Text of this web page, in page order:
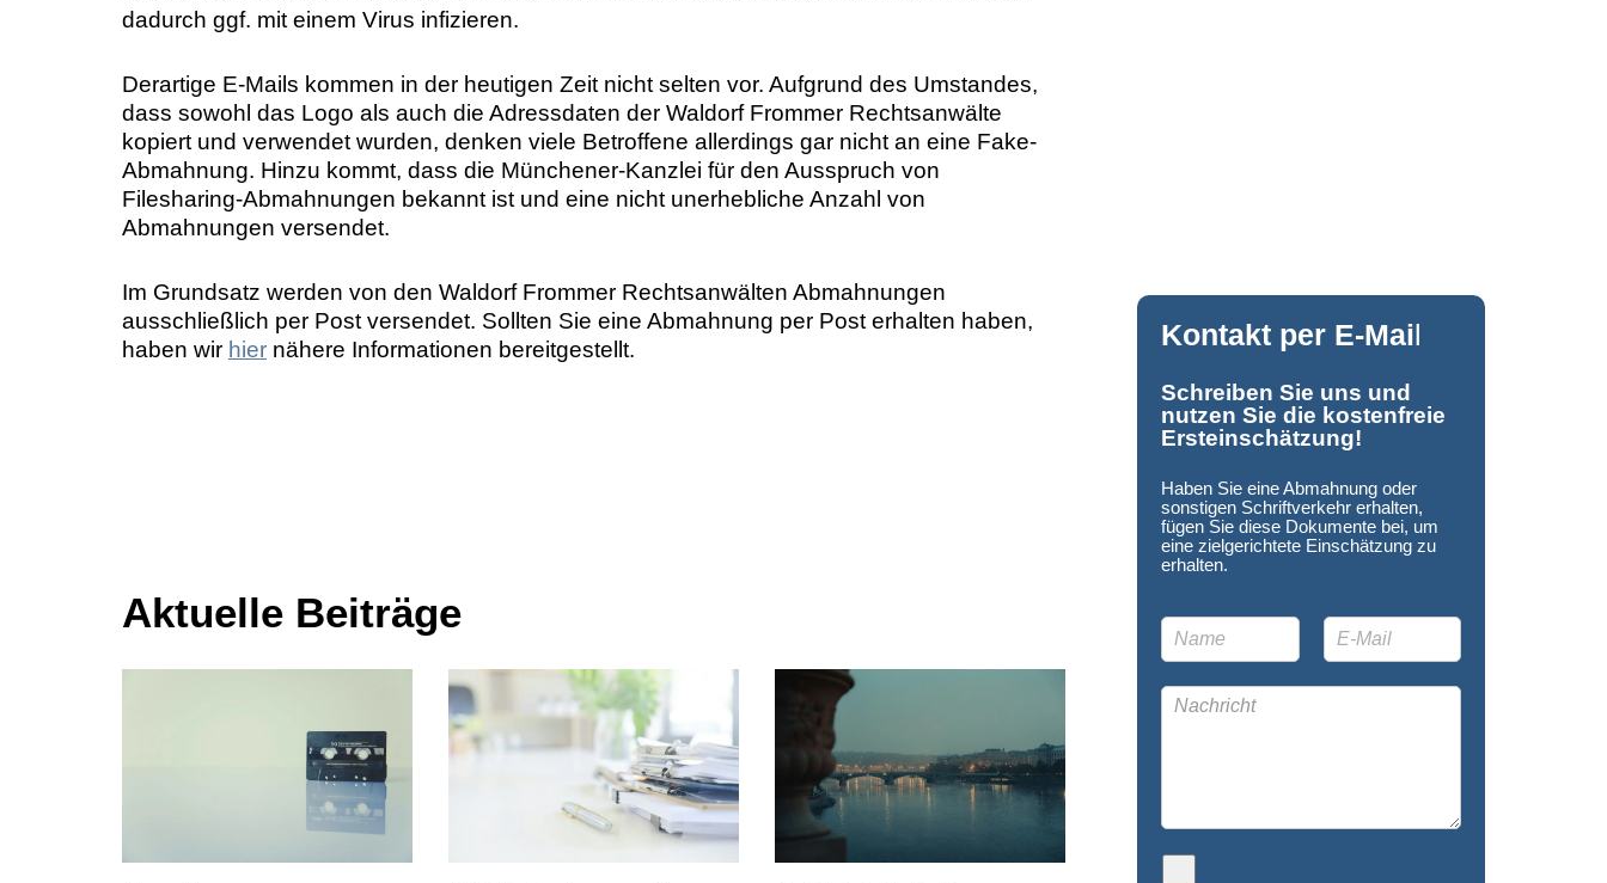
dadurch ggf. mit einem Virus infizieren.
Derartige E-Mails kommen in der heutigen Zeit nicht selten vor. Aufgrund des Umstandes,
dass sowohl das Logo als auch die Adressdaten der Waldorf Frommer Rechtsanwälte
kopiert und verwendet wurden, denken viele Betroffene allerdings gar nicht an eine Fake-
Abmahnung. Hinzu kommt, dass die Münchener-Kanzlei für den Ausspruch von
Filesharing-Abmahnungen bekannt ist und eine nicht unerhebliche Anzahl von
Abmahnungen versendet.
Im Grundsatz werden von den Waldorf Frommer Rechtsanwälten Abmahnungen
ausschließlich per Post versendet. Sollten Sie eine Abmahnung per Post erhalten haben,
haben wir hier nähere Informationen bereitgestellt.
Aktuelle Beiträge
Kontakt per E-Mail
Schreiben Sie uns und
nutzen Sie die kostenfreie
Ersteinschätzung!
Haben Sie eine Abmahnung oder
sonstigen Schriftverkehr erhalten,
fügen Sie diese Dokumente bei, um
eine zielgerichtete Einschätzung zu
erhalten.